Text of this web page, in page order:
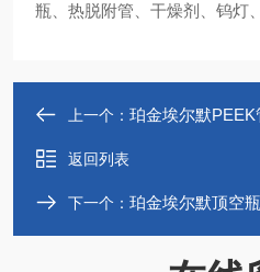
瓶、热脱附管、干燥剂、钨灯
上一个： 珀金埃尔默PEEK
返回列表
下一个： 珀金埃尔默顶空瓶